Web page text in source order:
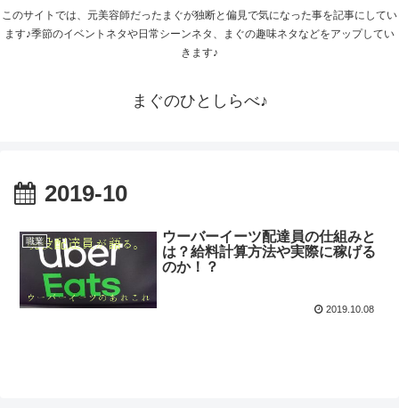
このサイトでは、元美容師だったまぐが独断と偏見で気になった事を記事にしてい
ます♪季節のイベントネタや日常シーンネタ、まぐの趣味ネタなどをアップしてい
きます♪
まぐのひとしらべ♪
2019-10
職業
ウーバーイーツ配達員の仕組みと
は？給料計算方法や実際に稼げる
のか！？
2019.10.08